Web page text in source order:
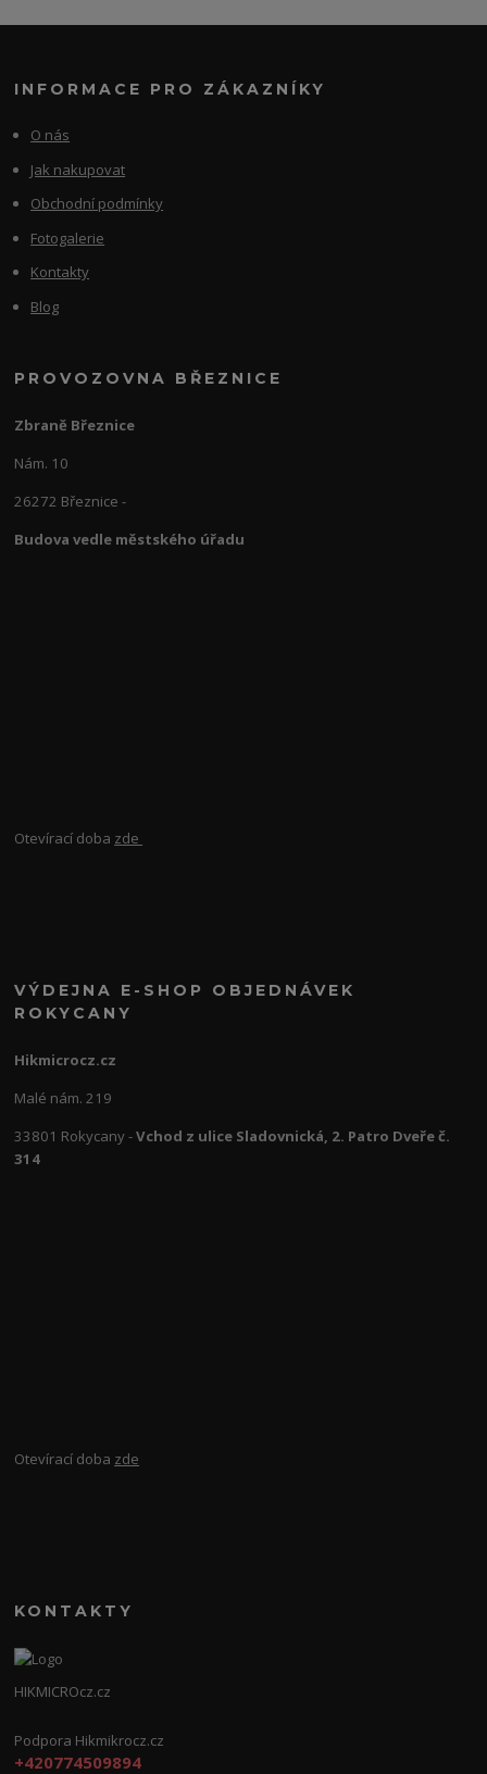
INFORMACE PRO ZÁKAZNÍKY
O nás
Jak nakupovat
Obchodní podmínky
Fotogalerie
Kontakty
Blog
PROVOZOVNA BŘEZNICE
Zbraně Březnice
Nám. 10
26272 Březnice -
Budova vedle městského úřadu
Otevírací doba zde
VÝDEJNA E-SHOP OBJEDNÁVEK
ROKYCANY
Hikmicrocz.cz
Malé nám. 219
33801 Rokycany -Vchod z ulice Sladovnická, 2. Patro Dveře č.
314
Otevírací doba zde
KONTAKTY
HIKMICROcz.cz
Podpora Hikmikrocz.cz
+420774509894